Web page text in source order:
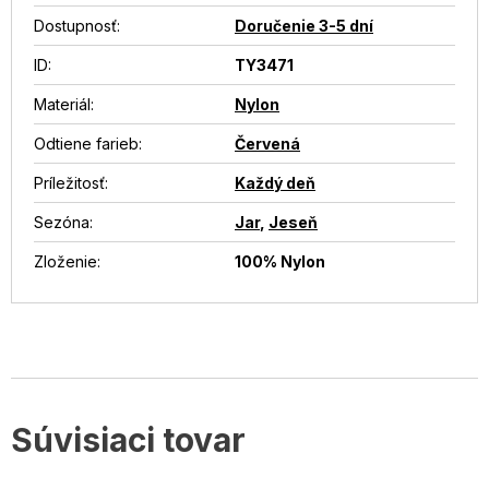
Súvisiaci tovar
Dostupnosť: Doručenie 3-5 dní
ID: TY3471
Materiál: Nylon
Odtiene farieb: Červená
Príležitosť: Každý deň
Sezóna: Jar, Jeseň
Zloženie: 100% Nylon